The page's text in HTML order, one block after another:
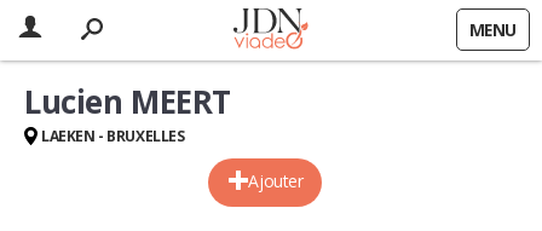
MENU
Ajouter
Lucien MEERT
LAEKEN - BRUXELLES